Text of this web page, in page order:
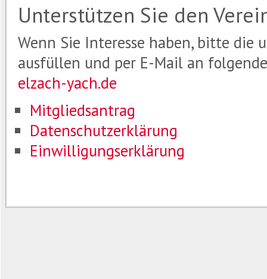
Unterstützen Sie den
Wenn Sie Interesse haben, bitte die
ausfüllen und per E-Mail an
elzach-yach.de
Mitgliedsantrag
Datenschutzerklärung
Einwilligungserklärung